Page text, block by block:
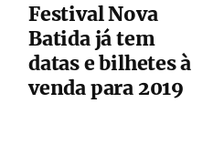
Festival Nova
Batida já tem
datas e bilhetes à
venda para 2019